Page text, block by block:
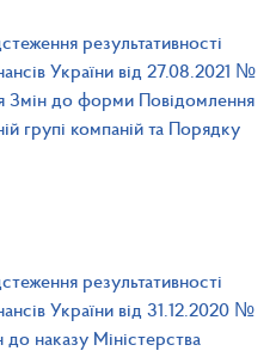
результативності
України від 27.08.2021 №
Змін до форми Повідомлення
групі компаній та Порядку
результативності
України від 31.12.2020 №
наказу Міністерства